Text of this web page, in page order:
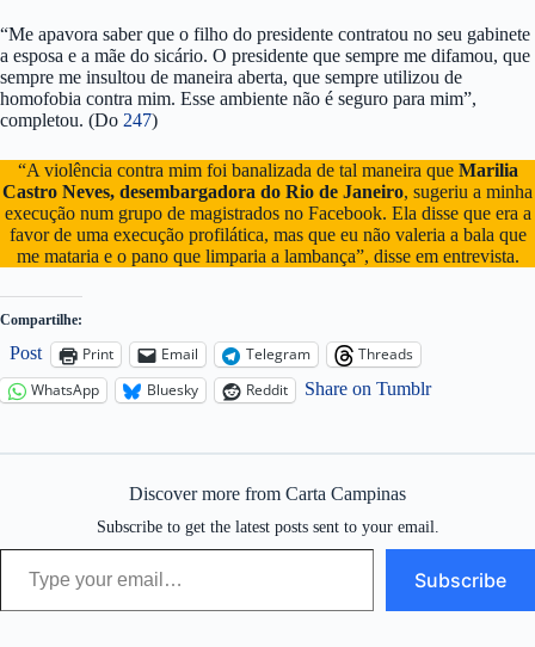
“Me apavora saber que o filho do presidente contratou no seu gabinete
a esposa e a mãe do sicário. O presidente que sempre me difamou, que
sempre me insultou de maneira aberta, que sempre utilizou de
homofobia contra mim. Esse ambiente não é seguro para mim”,
completou. (Do 247)
“A violência contra mim foi banalizada de tal maneira que Marilia
Castro Neves, desembargadora do Rio de Janeiro, sugeriu a minha
execução num grupo de magistrados no Facebook. Ela disse que era a
favor de uma execução profilática, mas que eu não valeria a bala que
me mataria e o pano que limparia a lambança”, disse em entrevista.
Compartilhe:
Post Print Email Telegram
Threads
WhatsApp
Bluesky Reddit Share on Tumblr
Discover more from Carta Campinas
Subscribe to get the latest posts sent to your email.
Type your email…
Subscribe